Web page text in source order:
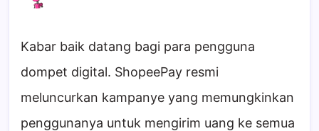
Kabar baik datang bagi para pengguna
dompet digital. ShopeePay resmi
meluncurkan kampanye yang memungkinkan
penggunanya untuk mengirim uang ke semua